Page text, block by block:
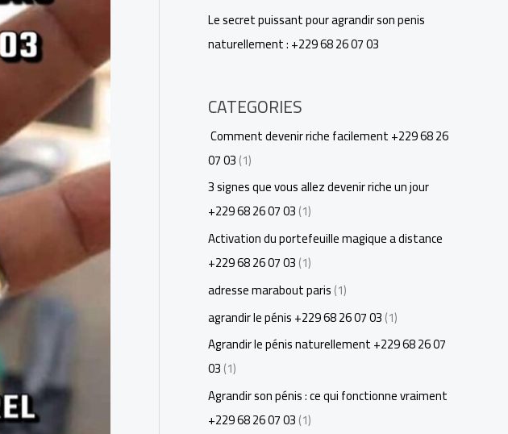
Le secret puissant pour agrandir son penis
naturellement : +229 68 26 07 03
CATEGORIES
Comment devenir riche facilement +229 68 26
07 03(1)
3 signes que vous allez devenir riche un jour
+229 68 26 07 03(1)
Activation du portefeuille magique a distance
+229 68 26 07 03(1)
adresse marabout paris(1)
agrandir le pénis +229 68 26 07 03(1)
Agrandir le pénis naturellement +229 68 26 07
03(1)
Agrandir son pénis : ce qui fonctionne vraiment
+229 68 26 07 03(1)